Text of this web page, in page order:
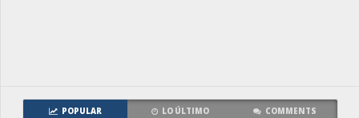
POPULAR LO ÚLTIMO COMMENTS